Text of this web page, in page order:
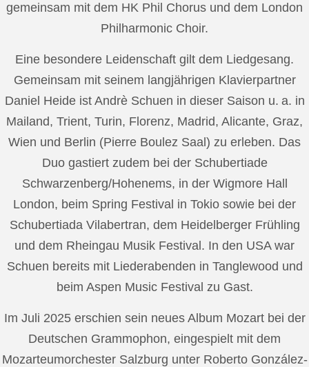
gemeinsam mit dem HK Phil Chorus und dem London
Philharmonic Choir.
Eine besondere Leidenschaft gilt dem Liedgesang.
Gemeinsam mit seinem langjährigen Klavierpartner
Daniel Heide ist Andrè Schuen in dieser Saison u. a. in
Mailand, Trient, Turin, Florenz, Madrid, Alicante, Graz,
Wien und Berlin (Pierre Boulez Saal) zu erleben. Das
Duo gastiert zudem bei der Schubertiade
Schwarzenberg/Hohenems, in der Wigmore Hall
London, beim Spring Festival in Tokio sowie bei der
Schubertiada Vilabertran, dem Heidelberger Frühling
und dem Rheingau Musik Festival. In den USA war
Schuen bereits mit Liederabenden in Tanglewood und
beim Aspen Music Festival zu Gast.
Im Juli 2025 erschien sein neues Album Mozart bei der
Deutschen Grammophon, eingespielt mit dem
Mozarteumorchester Salzburg unter Roberto González-